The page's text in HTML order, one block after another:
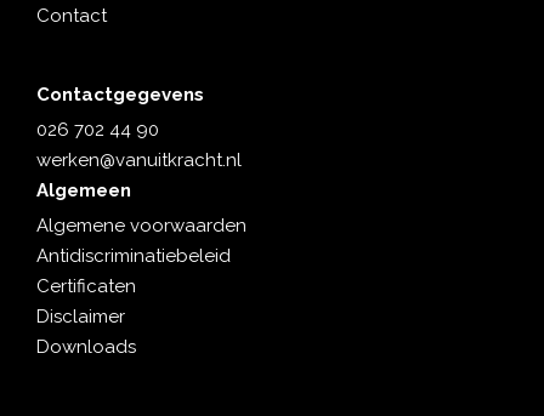
Contact
Contactgegevens
026 702 44 90
werken@vanuitkracht.nl
Algemeen
Algemene voorwaarden
Antidiscriminatiebeleid
Certificaten
Disclaimer
Downloads